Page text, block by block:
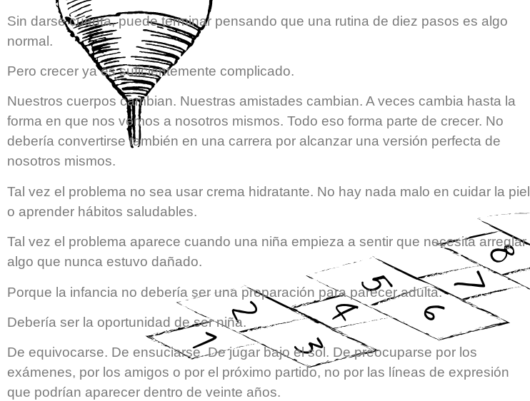
Sin darse cuenta, puede terminar pensando que una rutina de diez pasos es algo
normal.
Pero crecer ya es suficientemente complicado.
Nuestros cuerpos cambian. Nuestras amistades cambian. A veces cambia hasta la
forma en que nos vemos a nosotros mismos. Todo eso forma parte de crecer. No
debería convertirse también en una carrera por alcanzar una versión perfecta de
nosotros mismos.
Tal vez el problema no sea usar crema hidratante. No hay nada malo en cuidar la piel
o aprender hábitos saludables.
Tal vez el problema aparece cuando una niña empieza a sentir que necesita arreglar
algo que nunca estuvo dañado.
Porque la infancia no debería ser una preparación para parecer adulta.
Debería ser la oportunidad de ser niña.
De equivocarse. De ensuciarse. De jugar bajo el sol. De preocuparse por los
exámenes, por los amigos o por el próximo partido, no por las líneas de expresión
que podrían aparecer dentro de veinte años.